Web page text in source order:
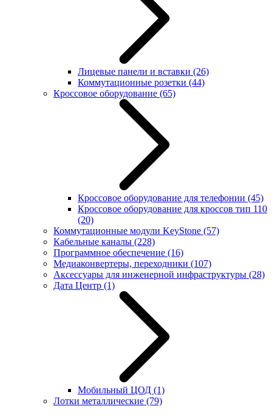
Лицевые панели и вставки (26)
Коммутационные розетки (44)
Кроссовое оборудование (65)
Кроссовое оборудование для телефонии (45)
Кроссовое оборудование для кроссов тип 110
(20)
Коммутационные модули KeyStone (57)
Кабельные каналы (228)
Программное обеспечение (16)
Медиаконвертеры, переходники (107)
Аксессуары для инженерной инфраструктуры (28)
Дата Центр (1)
Мобильный ЦОД (1)
Лотки металлические (79)